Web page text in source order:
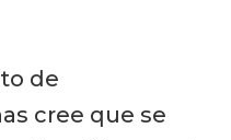
de
cree que se